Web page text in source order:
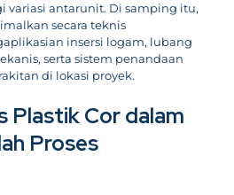
variasi antarunit. Di samping itu,
secara teknis
insersi logam, lubang
serta sistem penandaan
di lokasi proyek.
Plastik Cor dalam
Proses